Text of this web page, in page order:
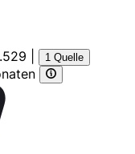
1 Quelle